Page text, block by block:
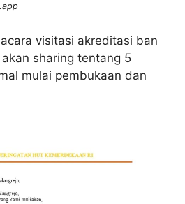
visitasi akreditasi ban
sharing tentang 5
mulai pembukaan dan